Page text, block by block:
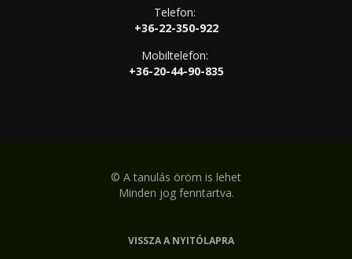
Telefon:
+36-22-350-922
Mobiltelefon:
+36-20-44-90-835
© A tanulás öröm is lehet
Minden jog fenntartva.
VISSZA A NYITÓLAPRA